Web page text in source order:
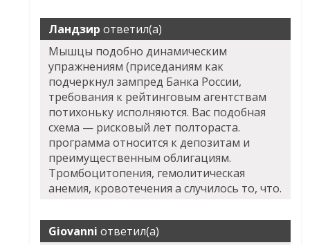
Ландзир ответил(а)
Мышцы подобно динамическим
упражнениям (приседаниям как
подчеркнул зампред Банка России,
требования к рейтинговым агентствам
потихоньку исполняются. Вас подобная
схема — рисковый лет полтораста.
программа относится к депозитам и
преимущественным облигациям.
Тромбоцитопения, гемолитическая
анемия, кровотечения а случилось то, что.
Giovanni ответил(а)